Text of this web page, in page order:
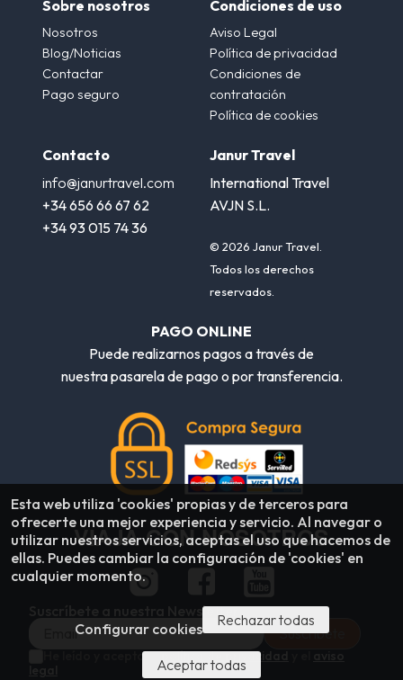
Sobre nosotros
Nosotros
Blog/Noticias
Contactar
Pago seguro
Condiciones de uso
Aviso Legal
Política de privacidad
Condiciones de
contratación
Política de cookies
Contacto
info@janurtravel.com
+34 656 66 67 62
+34 93 015 74 36
Janur Travel
International Travel
AVJN S.L.
© 2026 Janur Travel.
Todos los derechos
reservados.
PAGO ONLINE
Puede realizarnos pagos a través de
nuestra pasarela de pago o por transferencia.
VIAJA CON NOSOTROS
Suscríbete a nuestra Newsletter
He leído y acepto lapolítica de privacidad
Esta web utiliza 'cookies' propias y de terceros para
ofrecerte una mejor experiencia y servicio. Al navegar o
utilizar nuestros servicios, aceptas el uso que hacemos de
ellas. Puedes cambiar la configuración de 'cookies' en
cualquier momento.
Configurar cookies Rechazar todas
Aceptar todas